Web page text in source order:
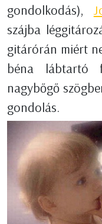
gondolkodás),
szájba
gitárórán miért
béna lábtartó
nagybőgő
gondolás.